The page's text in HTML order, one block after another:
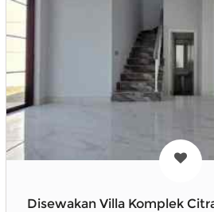
Disewakan Villa Komplek